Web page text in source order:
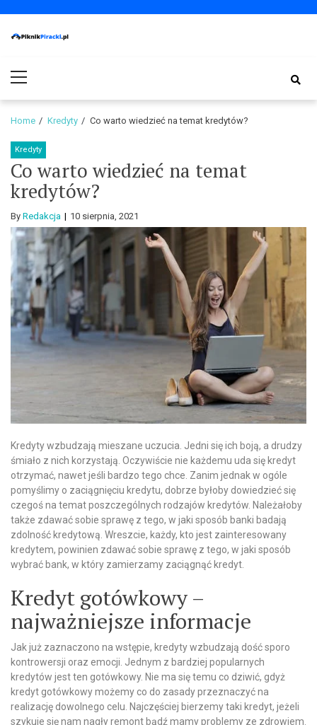
navigation
content
Menu
Home Kredyty Co warto wiedzieć na temat kredytów?
Kredyty
Co warto wiedzieć na temat
kredytów?
By Redakcja 10 sierpnia, 2021
Kredyty wzbudzają mieszane uczucia. Jedni się ich boją, a drudzy
śmiało z nich korzystają. Oczywiście nie każdemu uda się kredyt
otrzymać, nawet jeśli bardzo tego chce. Zanim jednak w ogóle
pomyślimy o zaciągnięciu kredytu, dobrze byłoby dowiedzieć się
czegoś na temat poszczególnych rodzajów kredytów. Należałoby
także zdawać sobie sprawę z tego, w jaki sposób banki badają
zdolność kredytową. Wreszcie, każdy, kto jest zainteresowany
kredytem, powinien zdawać sobie sprawę z tego, w jaki sposób
wybrać bank, w który zamierzamy zaciągnąć kredyt.
Kredyt gotówkowy –
najważniejsze informacje
Jak już zaznaczono na wstępie, kredyty wzbudzają dość sporo
kontrowersji oraz emocji. Jednym z bardziej popularnych
kredytów jest ten gotówkowy. Nie ma się temu co dziwić, gdyż
kredyt gotówkowy możemy co do zasady przeznaczyć na
realizację dowolnego celu. Najczęściej bierzemy taki kredyt, jeżeli
szykuje się nam nagły remont bądź mamy problemy ze zdrowiem.